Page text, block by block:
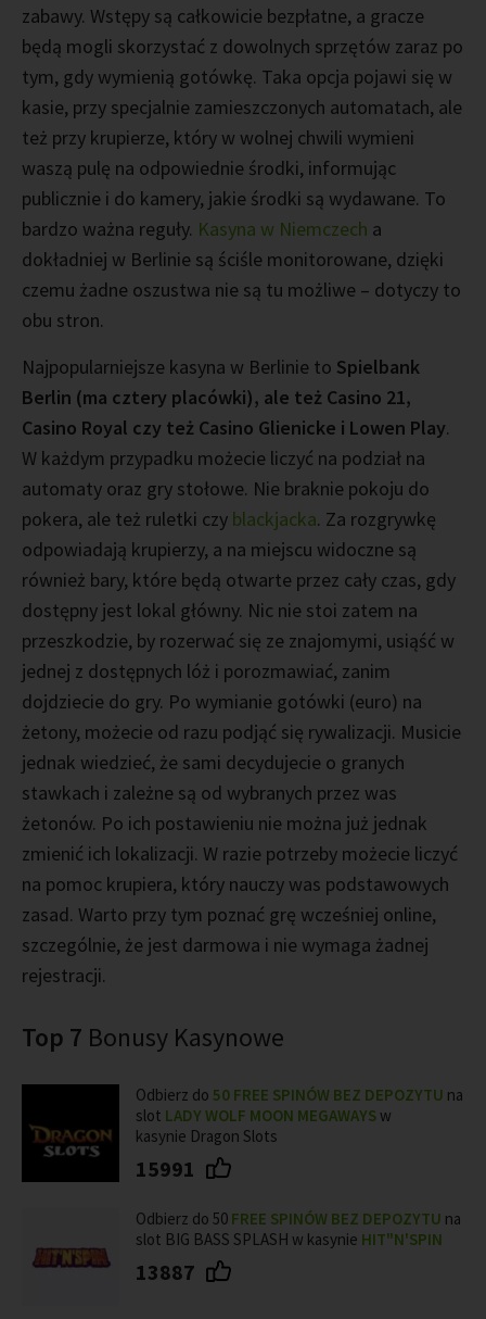
zabawy. Wstępy są całkowicie bezpłatne, a gracze
będą mogli skorzystać z dowolnych sprzętów zaraz po
tym, gdy wymienią gotówkę. Taka opcja pojawi się w
kasie, przy specjalnie zamieszczonych automatach, ale
też przy krupierze, który w wolnej chwili wymieni
waszą pulę na odpowiednie środki, informując
publicznie i do kamery, jakie środki są wydawane. To
bardzo ważna reguły. Kasyna w Niemczech a
dokładniej w Berlinie są ściśle monitorowane, dzięki
czemu żadne oszustwa nie są tu możliwe – dotyczy to
obu stron.
Najpopularniejsze kasyna w Berlinie to Spielbank
Berlin (ma cztery placówki), ale też Casino 21,
Casino Royal czy też Casino Glienicke i Lowen Play.
W każdym przypadku możecie liczyć na podział na
automaty oraz gry stołowe. Nie braknie pokoju do
pokera, ale też ruletki czy blackjacka. Za rozgrywkę
odpowiadają krupierzy, a na miejscu widoczne są
również bary, które będą otwarte przez cały czas, gdy
dostępny jest lokal główny. Nic nie stoi zatem na
przeszkodzie, by rozerwać się ze znajomymi, usiąść w
jednej z dostępnych lóż i porozmawiać, zanim
dojdziecie do gry. Po wymianie gotówki (euro) na
żetony, możecie od razu podjąć się rywalizacji. Musicie
jednak wiedzieć, że sami decydujecie o granych
stawkach i zależne są od wybranych przez was
żetonów. Po ich postawieniu nie można już jednak
zmienić ich lokalizacji. W razie potrzeby możecie liczyć
na pomoc krupiera, który nauczy was podstawowych
zasad. Warto przy tym poznać grę wcześniej online,
szczególnie, że jest darmowa i nie wymaga żadnej
rejestracji.
Top 7 Bonusy Kasynowe
Odbierz do 50 FREE SPINÓW BEZ DEPOZYTU na
slot LADY WOLF MOON MEGAWAYS w
kasynie Dragon Slots
15991
Odbierz do 50 FREE SPINÓW BEZ DEPOZYTU na
slot BIG BASS SPLASH w kasynie HIT"N'SPIN
13887